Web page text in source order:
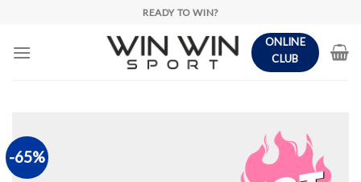
content
READY TO WIN?
ONLINE
CLUB
-65%